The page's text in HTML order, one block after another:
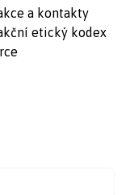
a kontakty
etický kodex